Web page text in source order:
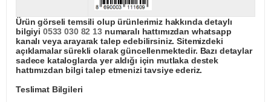
Ürün görseli temsili olup ürünlerimiz hakkında detaylı
bilgiyi 0533 030 82 13numaralı hattımızdan whatsapp
kanalı veya arayarak talep edebilirsiniz. Sitemizdeki
açıklamalar sürekli olarak güncellenmektedir. Bazı detaylar
sadece kataloglarda yer aldığı için mutlaka destek
hattımızdan bilgi talep etmenizi tavsiye ederiz.
Teslimat Bilgileri